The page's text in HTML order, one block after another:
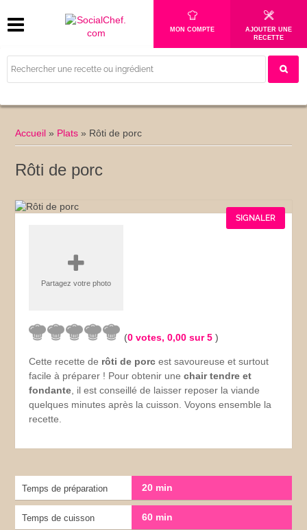
MON COMPTE
AJOUTER UNE
RECETTE
Accueil » Plats » Rôti de porc
Rôti de porc
SIGNALER
Partagez votre photo
(0 votes,0,00 sur 5)
Cette recette de rôti de porc est savoureuse et surtout
facile à préparer ! Pour obtenir unechair tendre et
fondante , il est conseillé de laisser reposer la viande
quelques minutes après la cuisson. Voyons ensemble la
recette.
Temps de préparation 20 min
Temps de cuisson 60 min